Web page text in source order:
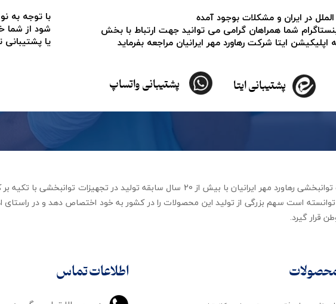
در ایران و مشکلات بوجود آمده
شما همراهان گرامی می توانید جهت ارتباط با بخش
ایتا شرکت رهاورد مهر ایرانیان مراجعه بفرماید
پشتیبانی ایتا پشتیبانی واتساپ
با توجه به
شود از شما
یا
اطلاعات تماس
شرکت تجهیزات توانبخشی رهاورد مهر ایرانیان با بیش از 20 سال سابقه
توانسته است سهم بزرگی از تولید این محصولات را در کشور به خود اختصاص دهد و در راستای
قرار گیرد​​​​​​​.